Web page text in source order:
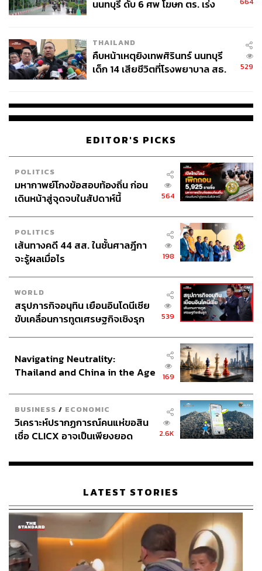
วงเงินซื้อสินค้าอุปโภคบริโภค สินค้าเพื่อการศึกษา
3,600 บาทต่อคนต่อปี
ได้รับส่วนลดค่าก๊าซหุงต้ม 80 บาทต่อคนทุก 3 เดือน
หรือ 320 บาทต่อคนต่อปี
ได้รับวงเงินค่าเดินทางผ่านระบบขนส่งสาธารณะ 750
วงเงินสิทธิรวมสูงสุด 12,920 บาทต่อปี โดยยังไม่รวมสิทธิช่วย
เหลือค่าไฟฟ้าและค่าน้ำประปา ซึ่งเป็นสิทธิระดับครัวเรือน
fy’ouh
รัฐอุดหนุนค่าไฟฟ้าไม่เกิน 315 บาทต่อครัวเรือนต่อ
อุดหนุนค่าน้ำประปาไม่เกิน 100 บาทต่อครัวเรือนต่อ
เดือน หรือสูงสุด 1,200 บาทต่อปี
หากนำผู้ถือบัตรรอบเดิม 13.33 ล้านคนมาคำนวณจากวงเงิน
สิทธิรายบุคคลเต็มเพดาน จะได้วงเงินสิทธิรวมตามทฤษฎีราว
172,184 ล้านบาทต่อปี อย่างไรก็ตาม ตัวเลขดังกล่าวไม่ใช่
ภาระงบประมาณที่รัฐต้องจ่ายจริง เนื่องจากการใช้สิทธิของผู้
ถือบัตรแตกต่างกันในแต่ละประเภทและแต่ละเดือน ขณะที่
สิทธิค่าไฟฟ้าและค่าน้ำประปาเป็นการอุดหนุนตามการใช้
จริงของแต่ละครัวเรือน
เรื่องที่ต้องจับตา หลังผ่าน ครม.
หลังคณะรัฐมนตรีพิจารณารายละเอียดและกระทรวงการ
จำนวนผู้ผ่านเกณฑ์จริง
จำนวนผู้ถือบัตรเดิมที่ไม่ผ่านเกณฑ์ในรอบใหม่
ภาระงบประมาณที่รัฐต้องจัดสรรเพิ่ม หากจำนวนผู้มี
สิทธิสูงกว่ากรอบงบประมาณ 42,000 ล้านบาท
นนทบุรี ดับ 6 ศพ โฆษก ตร. เร่ง
THAILAND
คืบหน้าเหตุยิงเทพศิรินทร์ นนทบุรี
เด็ก 14 เสียชีวิตที่โรงพยาบาล สธ.
529
EDITOR'S PICKS
POLITICS
มหากาพย์โกงข้อสอบท้องถิ่น ก่อน
เดินหน้าสู่จุดจบในสัปดาห์นี้
564
POLITICS
เส้นทางคดี 44 สส. ในชั้นศาลฎีกา
จะรู้ผลเมื่อไร
198
WORLD
สรุปภารกิจอนุทิน เยือนอินโดนีเซีย
ขับเคลื่อนการทูตเศรษฐกิจเชิงรุก
539
Navigating Neutrality:
Thailand and China in the Age
169
BUSINESS / ECONOMIC
วิเคราะห์ปรากฏการณ์คนแห่ขอสิน
เชื่อ CLICX อาจเป็นเพียงยอด
เรือนไทยที่ถูกซุกไว้
2.6K
LATEST STORIES